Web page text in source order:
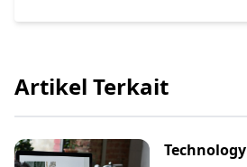
Artikel Terkait
Technology